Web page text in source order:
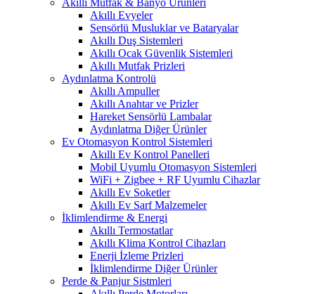
Akıllı Mutfak & Banyo Ürünleri
Akıllı Evyeler
Sensörlü Musluklar ve Bataryalar
Akıllı Duş Sistemleri
Akıllı Ocak Güvenlik Sistemleri
Akıllı Mutfak Prizleri
Aydınlatma Kontrolü
Akıllı Ampuller
Akıllı Anahtar ve Prizler
Hareket Sensörlü Lambalar
Aydınlatma Diğer Ürünler
Ev Otomasyon Kontrol Sistemleri
Akıllı Ev Kontrol Panelleri
Mobil Uyumlu Otomasyon Sistemleri
WiFi + Zigbee + RF Uyumlu Cihazlar
Akıllı Ev Soketler
Akıllı Ev Sarf Malzemeler
İklimlendirme & Energi
Akıllı Termostatlar
Akıllı Klima Kontrol Cihazları
Enerji İzleme Prizleri
İklimlendirme Diğer Ürünler
Perde & Panjur Sistmleri